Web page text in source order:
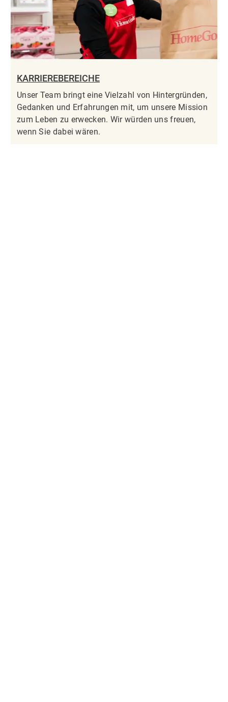
KARRIEREBEREICHE
Unser Team bringt eine Vielzahl von Hintergründen,
Gedanken und Erfahrungen mit, um unsere Mission
zum Leben zu erwecken. Wir würden uns freuen,
wenn Sie dabei wären.